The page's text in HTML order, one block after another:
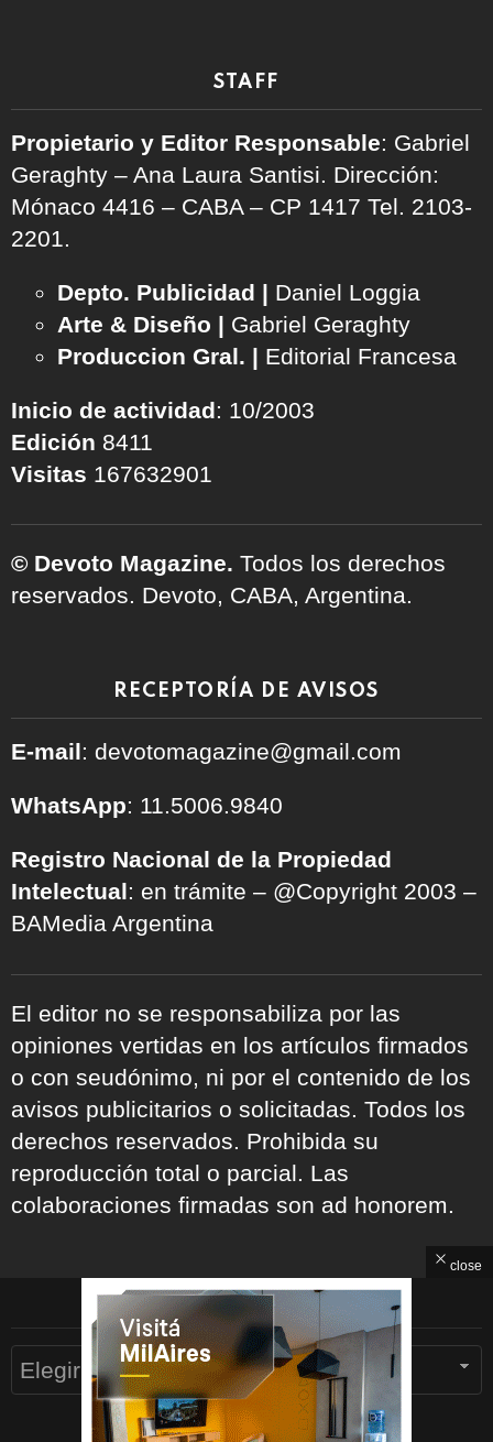
STAFF
Propietario y Editor Responsable: Gabriel
Geraghty – Ana Laura Santisi. Dirección:
Mónaco 4416 – CABA – CP 1417 Tel. 2103-
2201.
Depto. Publicidad | Daniel Loggia
Arte & Diseño | Gabriel Geraghty
Produccion Gral. | Editorial Francesa
Inicio de actividad: 10/2003
Edición 8411
Visitas 167632901
© Devoto Magazine. Todos los derechos
reservados. Devoto, CABA, Argentina.
RECEPTORÍA DE AVISOS
E-mail: devotomagazine@gmail.com
WhatsApp: 11.5006.9840
Registro Nacional de la Propiedad
Intelectual: en trámite – @Copyright 2003 –
BAMedia Argentina
El editor no se responsabiliza por las
opiniones vertidas en los artículos firmados
o con seudónimo, ni por el contenido de los
avisos publicitarios o solicitadas. Todos los
derechos reservados. Prohibida su
reproducción total o parcial. Las
colaboraciones firmadas son ad honorem.
ARCHIVOS
Archivos
close